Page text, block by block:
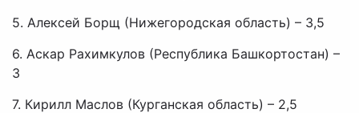
5. Алексей Борщ (Нижегородская область) – 3,5
6. Аскар Рахимкулов (Республика Башкортостан) –
3
7. Кирилл Маслов (Курганская область) – 2,5